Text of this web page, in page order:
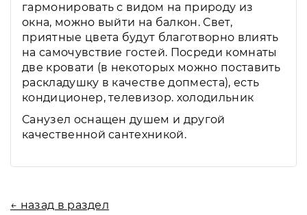
гармонировать с видом на природу из
окна, можно выйти на балкон. Свет,
приятные цвета будут благотворно влиять
на самочувствие гостей. Посреди комнаты
две кровати (в некоторых можно поставить
раскладушку в качестве допместа), есть
кондиционер, телевизор. холодильник
Санузел оснащен душем и другой
качественной сантехникой.
← назад в раздел